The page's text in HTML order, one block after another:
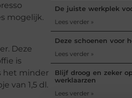
mogelijk.
Deze
is
het minder
van 1,5 dl.
De juiste werkplek
Lees verder »
Deze schoenen voor
Lees verder »
Blijf droog en zeker
werklaarzen
Lees verder »